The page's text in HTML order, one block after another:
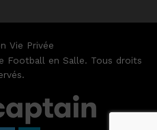
Vie Privée
Football en Salle. Tous droits